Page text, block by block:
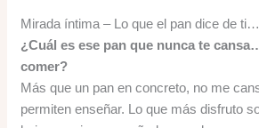
Mirada íntima – Lo que el pan dice de
¿Cuál es ese pan que nunca te
comer?
Más que un pan en concreto, no me
permiten enseñar. Lo que más disfruto